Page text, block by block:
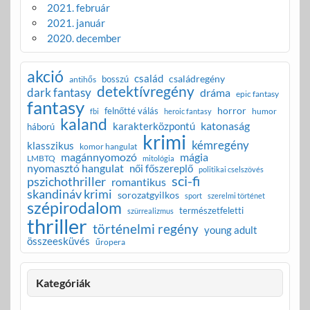
2021. február
2021. január
2020. december
akció antihős bosszú család családregény
dark fantasy detektívregény dráma epic fantasy
fantasy fbi felnőtté válás heroic fantasy horror humor
háború kaland karakterközpontú katonaság
klasszikus komor hangulat krimi kémregény
LMBTQ magánnyomozó mitológia mágia
nyomasztó hangulat női főszereplő politikai cselszövés
pszichothriller romantikus sci-fi
skandináv krimi sorozatgyilkos sport szerelmi történet
szépirodalom szürrealizmus természetfeletti
thriller történelmi regény young adult
összeesküvés űropera
Kategóriák